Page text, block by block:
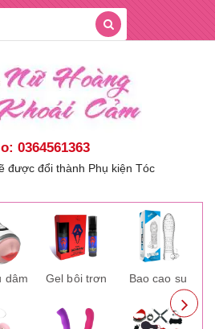
0364561363
được đổi thành Phụ kiện Tóc
dâm Gel bôi trơn Bao cao su